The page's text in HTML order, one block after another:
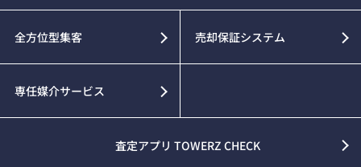
全方位型集客 売却保証システム
専任媒介サービス
査定アプリ TOWERZ CHECK